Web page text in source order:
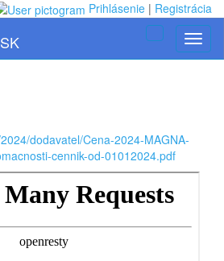
Prihlásenie | Registrácia
Toggle
navigation
dodavatel/Cena-2024-MAGNA-
cennik-od-01012024.pdf